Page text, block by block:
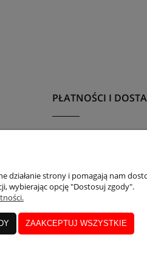
PŁATNOŚCI I
działanie strony i pomagają nam
wybierając opcję "Dostosuj zgody".
ZAAKCEPTUJ WSZYSTKIE